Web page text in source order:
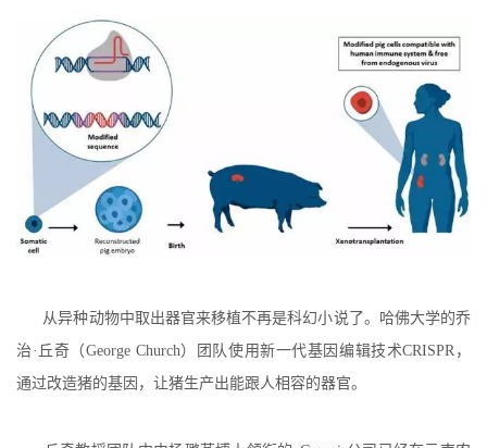
从异种动物中取出器官来移植不再是科幻小说了。哈佛大学的乔
治·丘奇（George Church）团队使用新一代基因编辑技术CRISPR，
通过改造猪的基因，让猪生产出能跟人相容的器官。